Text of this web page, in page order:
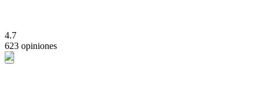
4.7
623 opiniones